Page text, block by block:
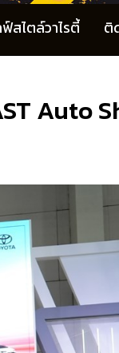
ฟ์สไตล์วาไรตี้ ติ
Auto